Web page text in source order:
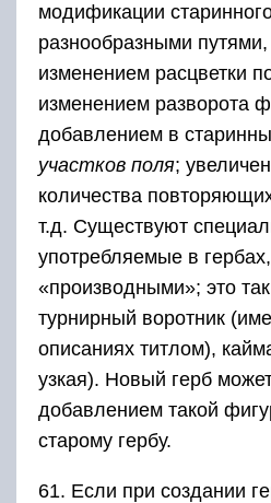
модификации
разнообразными
изменением расцветки
изменением разворота
добавлением в
участков поля;
количества
т.д. Существуют
употребляемые в
«производными»; это
турнирный воротник
описаниях титлом),
узкая). Новый герб
добавлением такой
старому гербу.
61. Если при создании